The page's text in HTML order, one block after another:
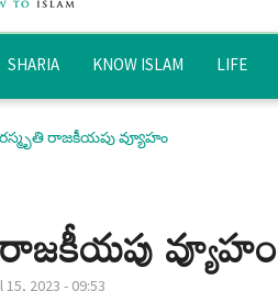
SHARIA KNOW ISLAM LIFE
రాజకీయపు వ్యూహం
వ్యూహం
15, 2023 - 09:53